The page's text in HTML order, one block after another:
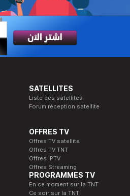
SATELLITES
Liste des satellites
Forum réception satellite
OFFRES TV
Offres TV satellite
Offres TV TNT
Offres IPTV
Offres Streaming
PROGRAMMES TV
En ce moment sur la TNT
Ce soir sur la TNT